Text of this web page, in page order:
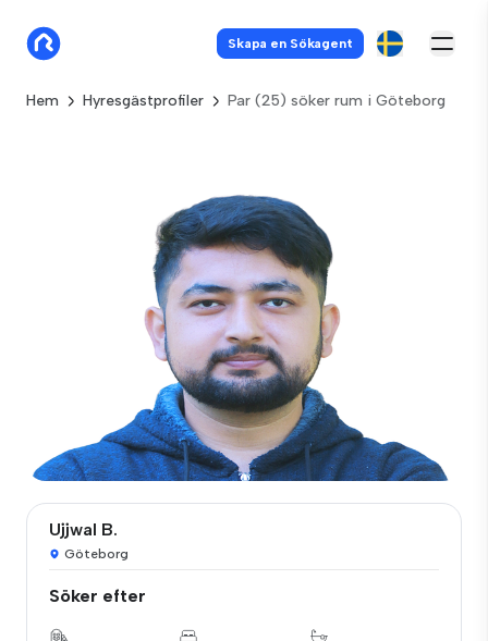
Skapa en Sökagent
Hem Hyresgästprofiler Par (25) söker rum i Göteborg
Ujjwal B.
Göteborg
Söker efter